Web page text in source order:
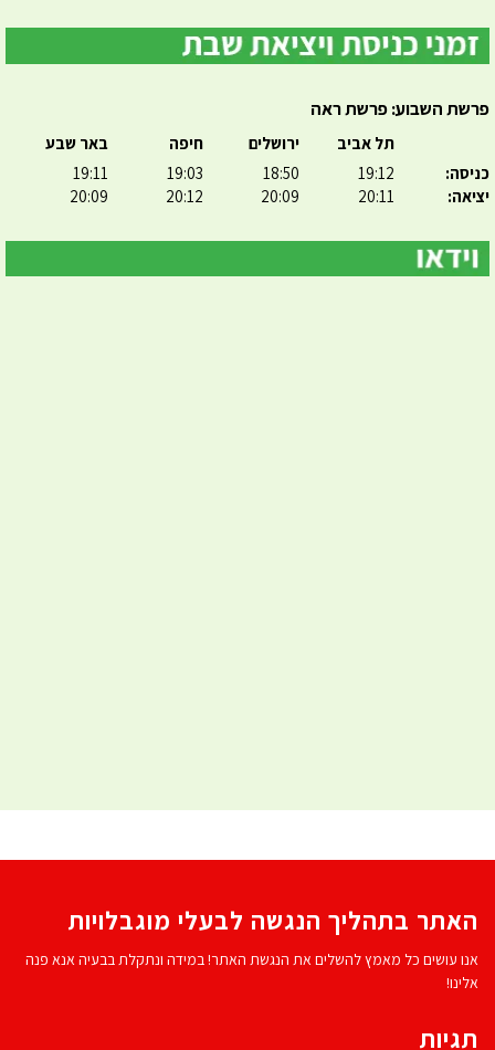
פרשת השבוע: פרשת ראה
כניסה:
יציאה:
תל אביב
19:12
20:11
ירושלים
18:50
20:09
חיפה
19:03
20:12
באר שבע
19:11
20:09
האתר בתהליך הנגשה לבעלי מוגבלויות
אנו עושים כל מאמץ להשלים את הנגשת האתר! במידה ונתקלת בבעיה אנא פנה
אלינו!
תגיות